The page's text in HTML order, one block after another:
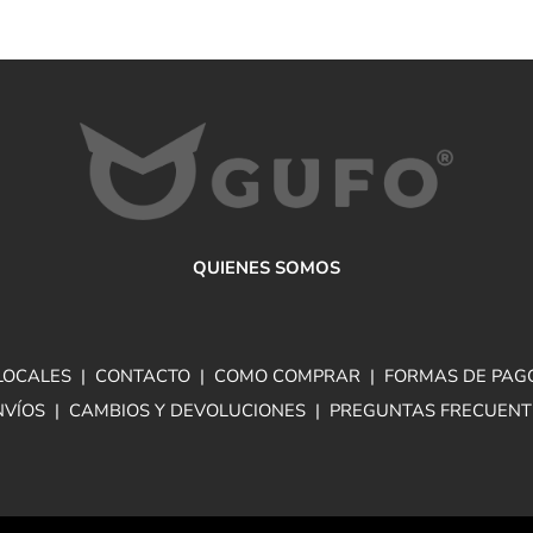
QUIENES SOMOS
| CONTACTO| COMO COMPRAR| FORMAS DE
| CAMBIOS Y DEVOLUCIONES| PREGUNTAS